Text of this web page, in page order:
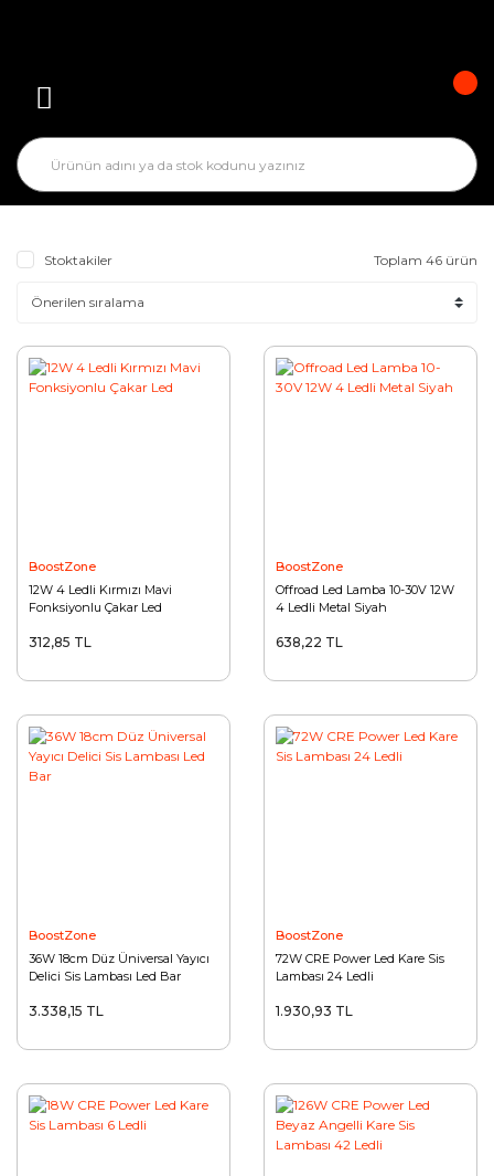
Stoktakiler Toplam 46 ürün
BoostZone
12W 4 Ledli Kırmızı Mavi
Fonksiyonlu Çakar Led
312,85 TL
BoostZone
Offroad Led Lamba 10-30V 12W
4 Ledli Metal Siyah
638,22 TL
BoostZone
36W 18cm Düz Üniversal Yayıcı
Delici Sis Lambası Led Bar
3.338,15 TL
BoostZone
72W CRE Power Led Kare Sis
Lambası 24 Ledli
1.930,93 TL